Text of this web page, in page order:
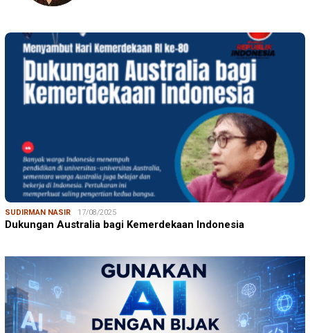
SUDIRMAN NASIR 17/08/2025
Dukungan Australia bagi Kemerdekaan Indonesia